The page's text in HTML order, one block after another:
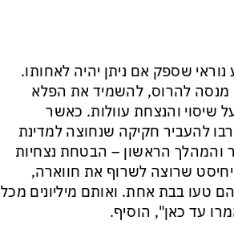
שספק אם ניתן יהיה לאחותו.
מנסה להרוס, להשמיד את הפלא
שיסוי והנצחת עוולות. כאשר
להעביר חקיקה שנחוצה למדינת
והמהלך הראשון – הבטחת נצחיות
שרוצה לשרוף את חווארה,
טעו בבת אחת. ואותם מיליונים מכל
עד כאן", הוסיף.